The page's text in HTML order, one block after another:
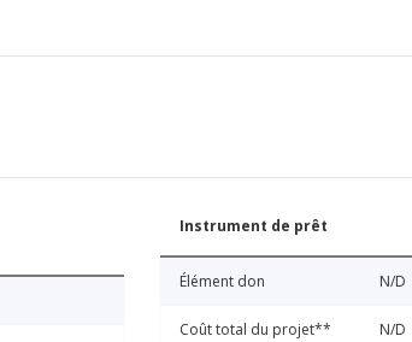
Instrument de prêt
Élément don N/D
Coût total du projet** N/D